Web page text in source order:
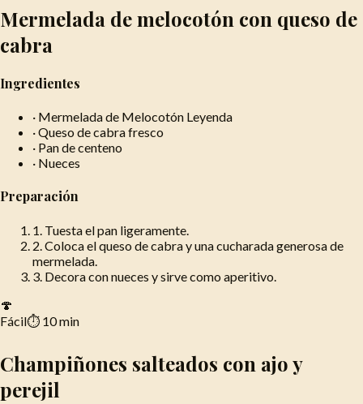
Mermelada de melocotón con queso de
cabra
Ingredientes
· Mermelada de Melocotón Leyenda
·Queso de cabra fresco
· Pan de centeno
· Nueces
Preparación
1 Tuesta el pan ligeramente.
2 Coloca el queso de cabra y una cucharada generosa de
mermelada.
3 Decora con nueces y sirve como aperitivo.
🍄
Fácil⏱ 10 min
Champiñones salteados con ajo y
perejil